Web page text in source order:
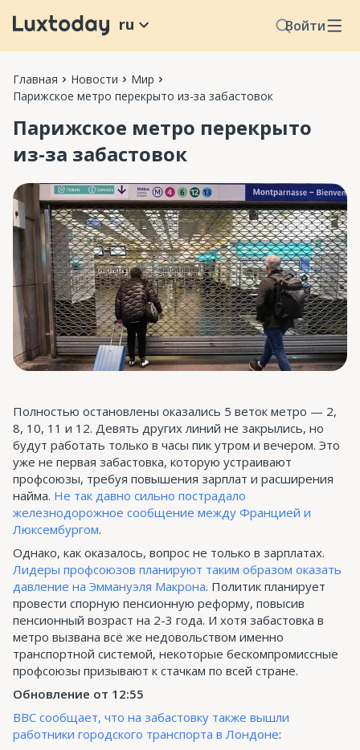
Войти
ru
Главная Новости
Мир
Парижское метро перекрыто из-за забастовок
Парижское метро перекрыто
из-за забастовок
Полностью остановлены оказались 5 веток метро — 2,
8, 10, 11 и 12. Девять других линий не закрылись, но
будут работать только в часы пик утром и вечером. Это
уже не первая забастовка, которую устраивают
профсоюзы, требуя повышения зарплат и расширения
найма. Не так давно сильно пострадало
железнодорожное сообщение между Францией и
Люксембургом.
Однако, как оказалось, вопрос не только в зарплатах.
Лидеры профсоюзов планируют таким образом оказать
давление на Эммануэля Макрона. Политик планирует
провести спорную пенсионную реформу, повысив
пенсионный возраст на 2-3 года. И хотя забастовка в
метро вызвана всё же недовольством именно
транспортной системой, некоторые бескомпромиссные
профсоюзы призывают к стачкам по всей стране.
Обновление от 12:55
BBC сообщает, что на забастовку также вышли
работники городского транспорта в Лондоне: